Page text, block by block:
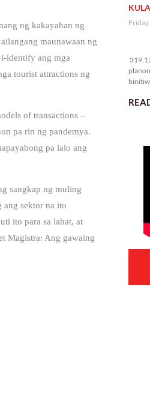
ng kakayahan ng
maunawaan ng
identify ang mga
tourist attractions ng
of transactions –
pa rin ng pandemya.
pa lalo ang
sangkap ng muling
ang sektor na ito
ito para sa lahat, at
Magistra: Ang gawaing